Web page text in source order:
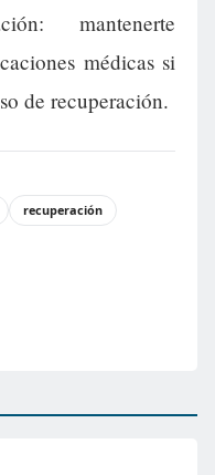
mantenerte
médicas si
de recuperación.
recuperación